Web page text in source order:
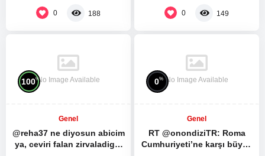
0 188
bölümünü…
0 149
No Image Available
100%
Genel
@reha37 ne diyosun abicim
ya, ceviri falan zirvaladigin
No Image Available
0%
Genel
RT @onondiziTR: Roma
Cumhuriyeti’ne karşı büyük